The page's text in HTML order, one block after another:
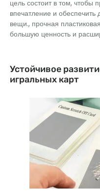
цель состоит в том, чтобы
впечатление и
вещи., прочная
большую ценность и
Устойчивое
игральных карт